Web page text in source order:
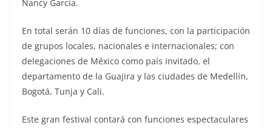
Nancy García.
En total serán 10 días de funciones, con la participación
de grupos locales, nacionales e internacionales; con
delegaciones de México como país invitado, el
departamento de la Guajira y las ciudades de Medellín,
Bogotá, Tunja y Cali.
Este gran festival contará con funciones espectaculares